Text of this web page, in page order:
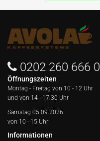
0202 260 666 0
Öffnungszeiten
Montag - Freitag von 10 - 12 Uhr
und von 14 - 17:30 Uhr
Samstag 05.09.2026
von 10 - 15 Uhr
Informationen